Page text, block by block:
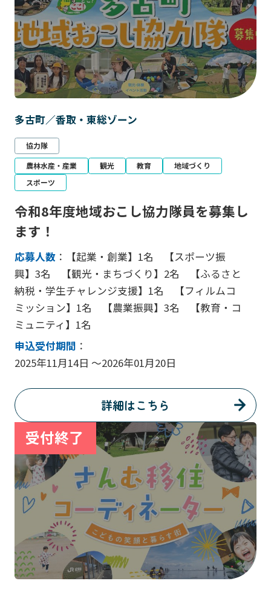
多古町／香取・東総ゾーン
協力隊
農林水産・産業
観光 教育
地域づくり
スポーツ
令和8年度地域おこし協力隊員を募集し
ます！
応募人数：【起業・創業】1名 【スポーツ振
興】3名 【観光・まちづくり】2名 【ふるさと
納税・学生チャレンジ支援】1名 【フィルムコ
ミッション】1名 【農業振興】3名 【教育・コ
ミュニティ】1名
申込受付期間 ：
2025年11月14日 ～2026年01月20日
詳細はこちら